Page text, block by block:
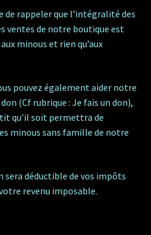
de rappeler que l’intégralité des
ventes de notre boutique est
minous et rien qu’aux
pouvez également aider notre
(Cf rubrique : Je fais un don),
qu’il soit permettra de
minous sans famille de notre
sera déductible de vos impôts
revenu imposable.